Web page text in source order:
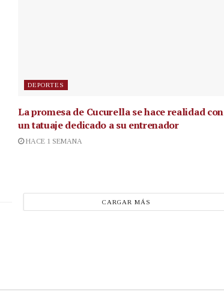
DEPORTES
La promesa de Cucurella se hace realidad con
un tatuaje dedicado a su entrenador
HACE 1 SEMANA
CARGAR MÁS